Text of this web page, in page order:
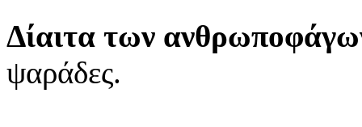
Δίαιτα των
ψαράδες.